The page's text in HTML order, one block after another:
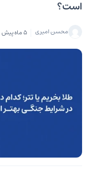
است؟
محسن امیری 5 ماه پیش